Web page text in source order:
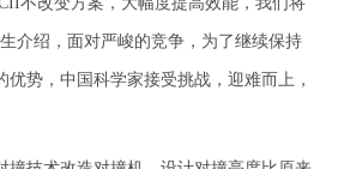
介绍，面对严峻的竞争，为了继续保持
势，中国科学家接受挑战，迎难而上，